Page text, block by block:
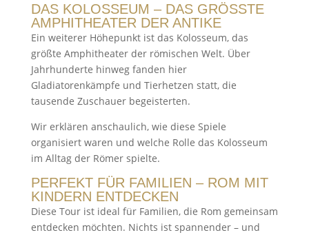
DAS KOLOSSEUM – DAS GRÖSSTE A
MPHITHEATER DER ANTIKE
Ein weiterer Höhepunkt ist das Kolosseum, das
größte Amphitheater der römischen Welt. Über
Jahrhunderte hinweg fanden hier
Gladiatorenkämpfe und Tierhetzen statt, die
tausende Zuschauer begeisterten.
Wir erklären anschaulich, wie diese Spiele
organisiert waren und welche Rolle das Kolosseum
im Alltag der Römer spielte.
PERFEKT FÜR FAMILIEN – ROM MIT
KINDERN ENTDECKEN
Diese Tour ist ideal für Familien, die Rom gemeinsam
entdecken möchten. Nichts ist spannender – und